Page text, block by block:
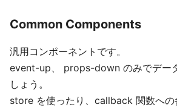
Common Components
汎用コンポーネントです。
event-up、 props-down のみでデー
しょう。
store を使ったり、callback 関数への